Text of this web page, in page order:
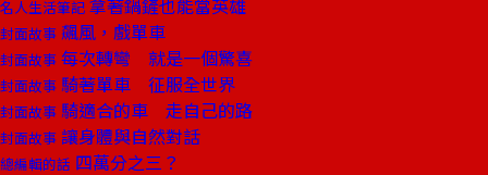
名人生活筆記 拿著鍋鏟也能當英雄
封面故事 飆風，戲單車
封面故事 每次轉彎 就是一個驚喜
封面故事 騎著單車 征服全世界
封面故事 騎適合的車 走自己的路
封面故事 讓身體與自然對話
總編輯的話 四萬分之三？